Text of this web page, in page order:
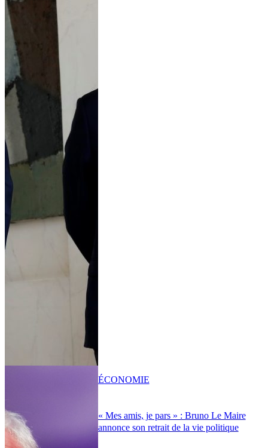
« Mes amis, je pars » : Bruno Le Maire
annonce son retrait de la vie politique
ÉCONOMIE